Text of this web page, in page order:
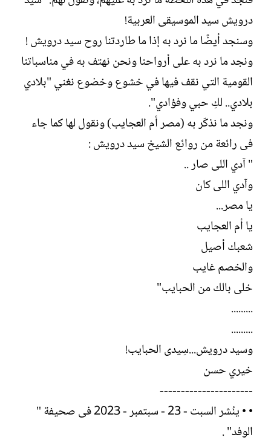
درويش سيد الموسيقى العربية!
وسنجد أيضًا ما نرد به إذا ما طاردتنا روح سيد درويش !
ونجد ما نرد به على أرواحنا ونحن نهتف به في مناسباتنا
القومية التي نقف فيها في خشوع وخضوع نغني "بلادي
بلادي.. لكِ حبي وفؤادي".
ونجد ما نذكّر به (مصر أم العجايب) ونقول لها كما جاء
فى رائعة من روائع الشيخ سيد درويش :
" آدي اللى صار ..
وآدي اللى كان
يا مصر...
يا أم العجايب
شعبك أصيل
والخصم غايب
خلى بالك من الحبايب"
.........
.........
وسيد درويش...سِيدى الحبايب!
خيري حسن
----------------------
• • ينُشر السبت - 23 - سبتمبر - 2023 فى صحيفة "
الوفد" .